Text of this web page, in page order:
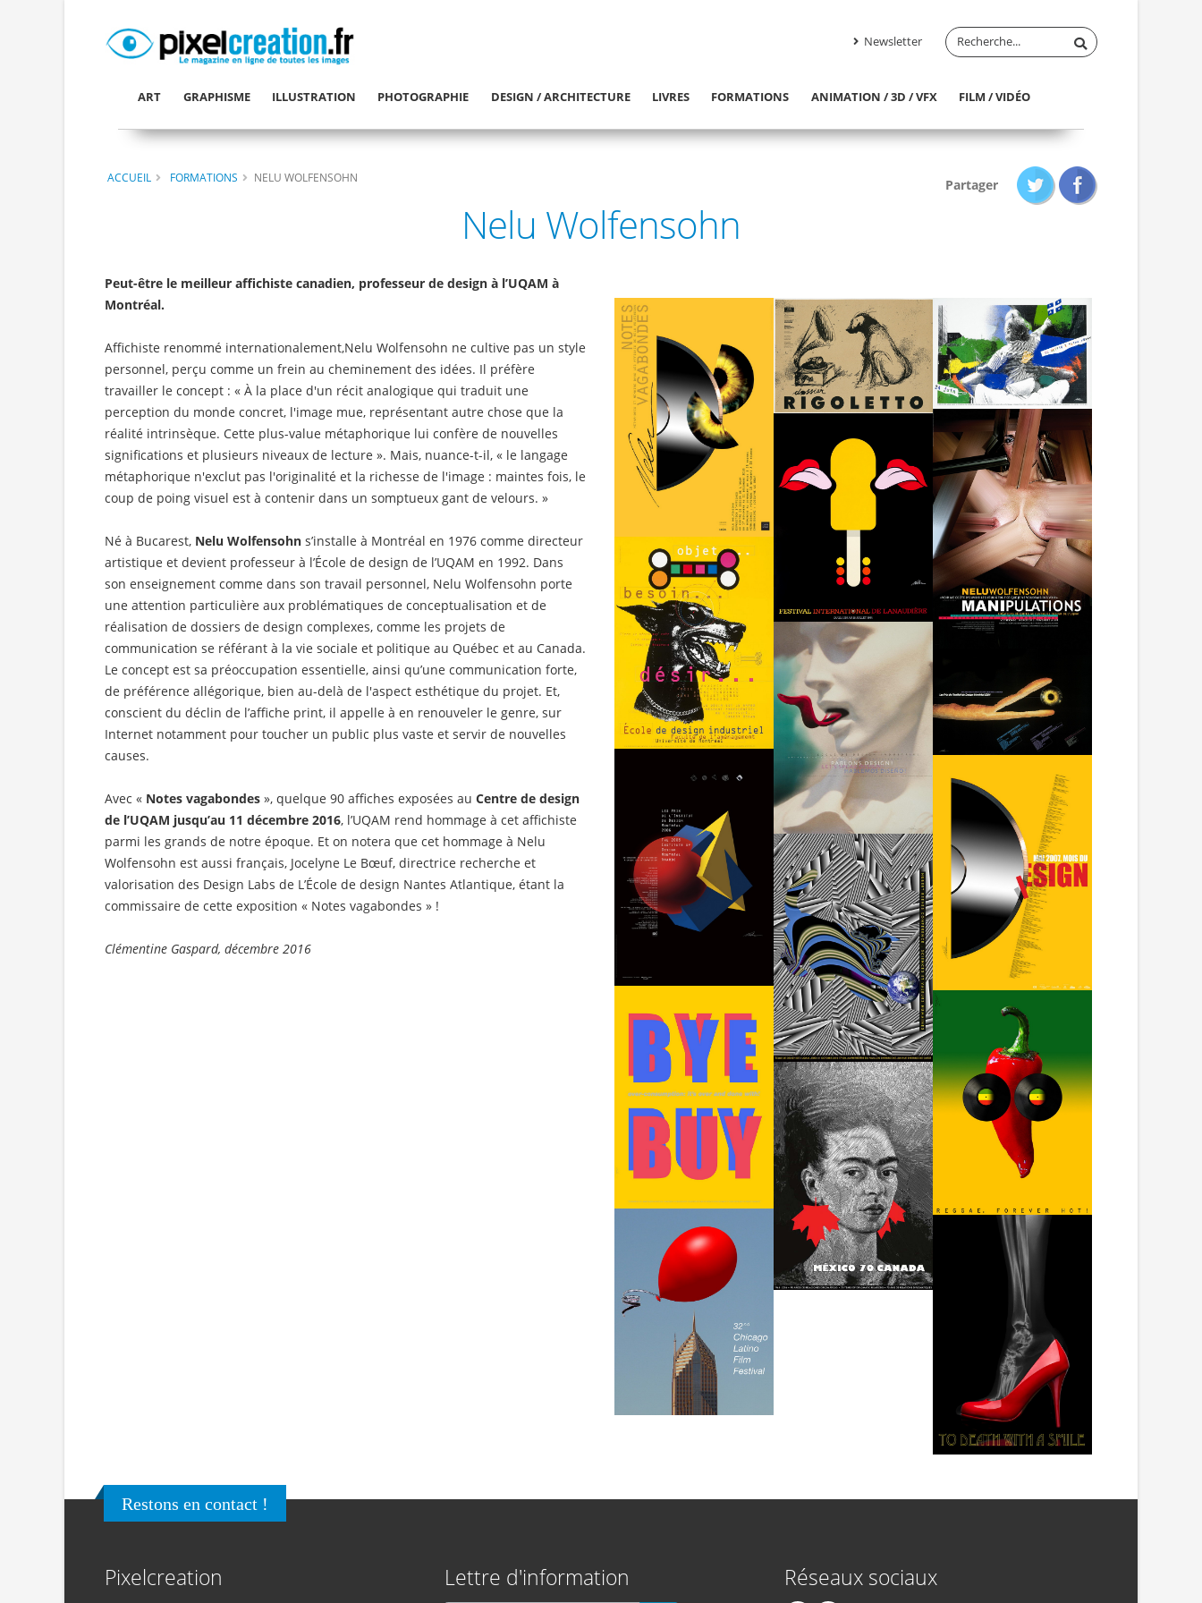
Newsletter
ART GRAPHISME ILLUSTRATION PHOTOGRAPHIE DESIGN / ARCHITECTURE LIVRES FORMATIONS ANIMATION / 3D / VFX FILM / VIDÉO
ACCUEIL FORMATIONS NELU WOLFENSOHN Partager
Nelu Wolfensohn
Peut-être le meilleur affichiste canadien, professeur de design à l’UQAM à
Montréal.
Affichiste renommé internationalement,Nelu Wolfensohn ne cultive pas un style
personnel, perçu comme un frein au cheminement des idées. Il préfère
travailler le concept : « À la place d'un récit analogique qui traduit une
perception du monde concret, l'image mue, représentant autre chose que la
réalité intrinsèque. Cette plus-value métaphorique lui confère de nouvelles
significations et plusieurs niveaux de lecture ». Mais, nuance-t-il, « le langage
métaphorique n'exclut pas l'originalité et la richesse de l'image : maintes fois, le
coup de poing visuel est à contenir dans un somptueux gant de velours. »
Né à Bucarest, Nelu Wolfensohn s’installe à Montréal en 1976 comme directeur
artistique et devient professeur à l’École de design de l’UQAM en 1992. Dans
son enseignement comme dans son travail personnel, Nelu Wolfensohn porte
une attention particulière aux problématiques de conceptualisation et de
réalisation de dossiers de design complexes, comme les projets de
communication se référant à la vie sociale et politique au Québec et au Canada.
Le concept est sa préoccupation essentielle, ainsi qu’une communication forte,
de préférence allégorique, bien au-delà de l'aspect esthétique du projet. Et,
conscient du déclin de l’affiche print, il appelle à en renouveler le genre, sur
Internet notamment pour toucher un public plus vaste et servir de nouvelles
causes.
Avec « Notes vagabondes », quelque 90 affiches exposées au Centre de design
de l’UQAM jusqu’au 11 décembre 2016, l’UQAM rend hommage à cet affichiste
parmi les grands de notre époque. Et on notera que cet hommage à Nelu
Wolfensohn est aussi français, Jocelyne Le Bœuf, directrice recherche et
valorisation des Design Labs de L’École de design Nantes Atlantique, étant la
commissaire de cette exposition « Notes vagabondes » !
Clémentine Gaspard, décembre 2016
Restons en contact !
Pixelcreation Lettre d'information Réseaux sociaux